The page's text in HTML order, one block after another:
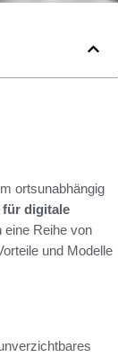
ortsunabhängig
für digitale
eine Reihe von
und Modelle